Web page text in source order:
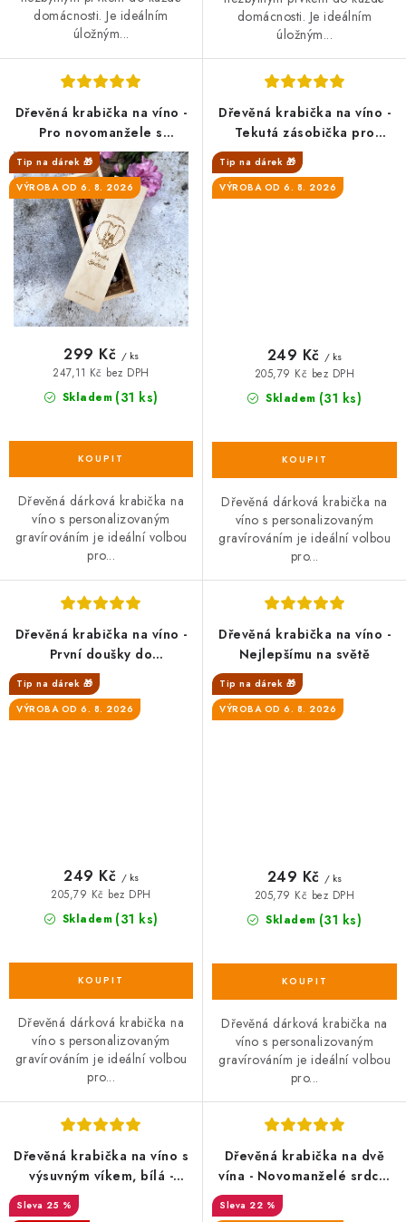
domácnosti. Je ideálním
úložným...
domácnosti. Je ideálním
úložným...
Dřevěná krabička na víno -
Pro novomanžele s
věnováním, srdce
Tip na dárek 🎁
VÝROBA OD 6. 8. 2026
Skladem (31 ks)
247,11 Kč bez DPH
299 Kč / ks
Dřevěná dárková krabička na
víno s personalizovaným
gravírováním je ideální volbou
pro...
Dřevěná krabička na víno -
Tekutá zásobička pro
Vínopičku
Tip na dárek 🎁
VÝROBA OD 6. 8. 2026
Skladem (31 ks)
205,79 Kč bez DPH
249 Kč / ks
Dřevěná dárková krabička na
víno s personalizovaným
gravírováním je ideální volbou
pro...
Dřevěná krabička na víno -
První doušky do
manželství
Tip na dárek 🎁
VÝROBA OD 6. 8. 2026
Skladem (31 ks)
205,79 Kč bez DPH
249 Kč / ks
Dřevěná dárková krabička na
víno s personalizovaným
gravírováním je ideální volbou
pro...
Dřevěná krabička na víno -
Nejlepšímu na světě
Tip na dárek 🎁
VÝROBA OD 6. 8. 2026
Skladem (31 ks)
205,79 Kč bez DPH
249 Kč / ks
Dřevěná dárková krabička na
víno s personalizovaným
gravírováním je ideální volbou
pro...
Dřevěná krabička na víno s
výsuvným víkem, bílá -
36x11x11 cm
25 %
Dřevěná krabička na dvě
vína - Novomanželé srdce,
se jménem
22 %